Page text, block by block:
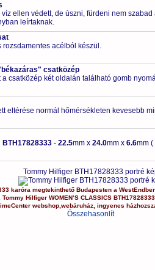
ellen védett, de úszni, fürdeni nem
leírtaknak.
rozsdamentes acélból készül.
csatközép
a csatközép két oldalán található gomb
eltérése normál hőmérsékleten kevesebb
BTH17828333- 22.5mm x 24.0mm x 6.6mm (
Tommy Hilfiger BTH17828333 portré
karóra megtekinthető Budapesten a
Tommy Hilfiger WOMEN’S CLASSICS BTH17828333
webshop, webáruház, ingyenes
Összehasonlít